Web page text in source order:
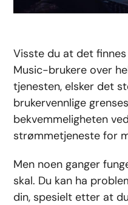
Visste du at det
Music-brukere over
tjenesten, elsker det
brukervennlige
bekvemmeligheten
strømmetjeneste for
Men noen ganger
skal. Du kan ha
din, spesielt etter at